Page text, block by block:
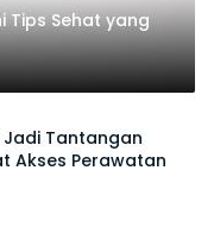
Tips Sehat yang
Jadi Tantangan
Akses Perawatan